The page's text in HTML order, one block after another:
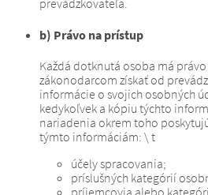
prevádzkovateľa.
b) Právo na prístup
Každá dotknutá osoba má
zákonodarcom získať od
informácie o svojich osobných
kedykoľvek a kópiu týchto
nariadenia okrem toho
týmto informáciám: \ t
účely spracovania;
príslušných kategórií
príjemcovia alebo